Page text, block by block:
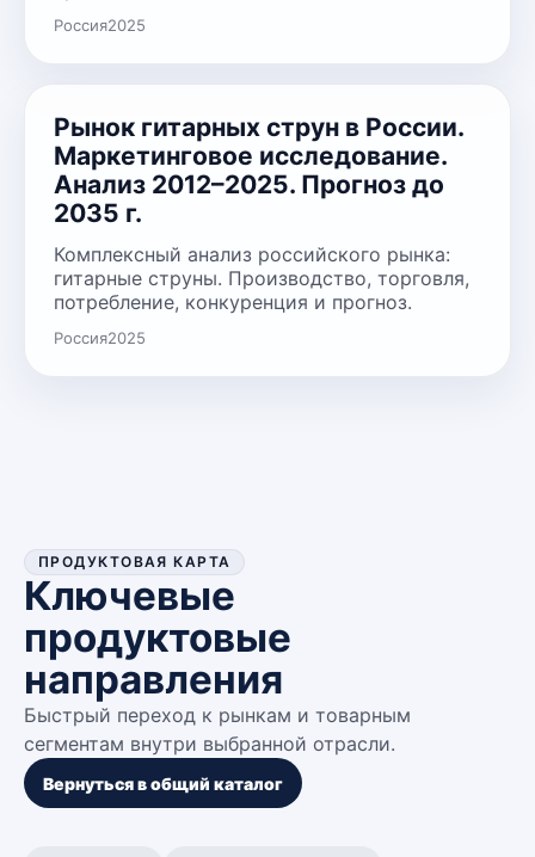
Россия2025
Рынок гитарных струн в России.
Маркетинговое исследование.
Анализ 2012–2025. Прогноз до
2035 г.
Комплексный анализ российского рынка:
гитарные струны. Производство, торговля,
потребление, конкуренция и прогноз.
Россия2025
ПРОДУКТОВАЯ КАРТА
Ключевые
продуктовые
направления
Быстрый переход к рынкам и товарным
сегментам внутри выбранной отрасли.
Вернуться в общий каталог